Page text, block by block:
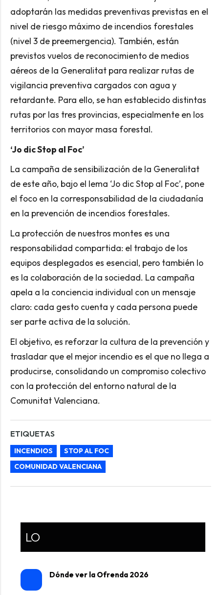
adoptarán las medidas preventivas previstas en el
nivel de riesgo máximo de incendios forestales
(nivel 3 de preemergencia). También, están
previstos vuelos de reconocimiento de medios
aéreos de la Generalitat para realizar rutas de
vigilancia preventiva cargados con agua y
retardante. Para ello, se han establecido distintas
rutas por las tres provincias, especialmente en los
territorios con mayor masa forestal.
‘Jo dic Stop al Foc’
La campaña de sensibilización de la Generalitat
de este año, bajo el lema ‘Jo dic Stop al Foc’, pone
el foco en la corresponsabilidad de la ciudadanía
en la prevención de incendios forestales.
La protección de nuestros montes es una
responsabilidad compartida: el trabajo de los
equipos desplegados es esencial, pero también lo
es la colaboración de la sociedad. La campaña
apela a la conciencia individual con un mensaje
claro: cada gesto cuenta y cada persona puede
ser parte activa de la solución.
El objetivo, es reforzar la cultura de la prevención y
trasladar que el mejor incendio es el que no llega a
producirse, consolidando un compromiso colectivo
con la protección del entorno natural de la
Comunitat Valenciana.
ETIQUETAS
INCENDIOS
STOP AL FOC
COMUNIDAD VALENCIANA
LO
Dónde ver la Ofrenda 2026